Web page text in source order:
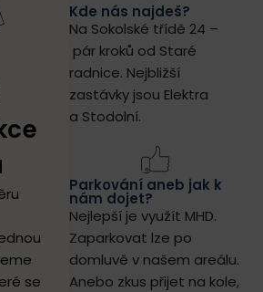
se
Kde nás najdeš?
Na Sokolské třídě 24 –
pár kroků od Staré
radnice. Nejbližší
zastávky jsou Elektra
a Stodolní.
Parkování aneb jak k
nám dojet?
Nejlepší je využít MHD.
Zaparkovat lze po
domluvě v našem areálu.
Anebo zkus přijet na kole,